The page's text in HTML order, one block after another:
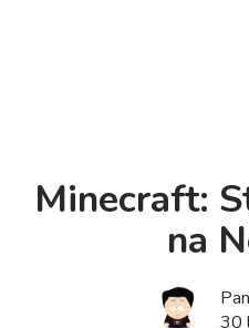
Minecraft:
na
30